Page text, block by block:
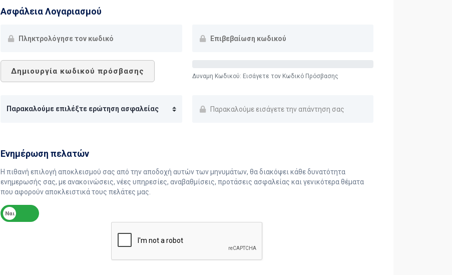
Ασφάλεια Λογαριασμού
Δημιουργία κωδικού πρόσβασης
Δυναμη Κωδικού: Εισάγετε τον Κωδικό Πρόσβασης
Eνημέρωση πελατών
Η πιθανή επιλογή αποκλεισμού σας από την αποδοχή αυτών των μηνυμάτων, θα διακόψει κάθε δυνατότητα
ενημερωσής σας, με ανακοινώσεις, νέες υπηρεσίες, αναβαθμίσεις, προτάσεις ασφαλείας και γενικότερα θέματα
που αφορούν αποκλειστικά τους πελάτες μας.
Ναι